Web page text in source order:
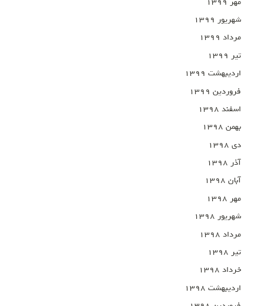
مهر ۱۳۹۹
شهریور ۱۳۹۹
مرداد ۱۳۹۹
تیر ۱۳۹۹
اردیبهشت ۱۳۹۹
فروردین ۱۳۹۹
اسفند ۱۳۹۸
بهمن ۱۳۹۸
دی ۱۳۹۸
آذر ۱۳۹۸
آبان ۱۳۹۸
مهر ۱۳۹۸
شهریور ۱۳۹۸
مرداد ۱۳۹۸
تیر ۱۳۹۸
خرداد ۱۳۹۸
اردیبهشت ۱۳۹۸